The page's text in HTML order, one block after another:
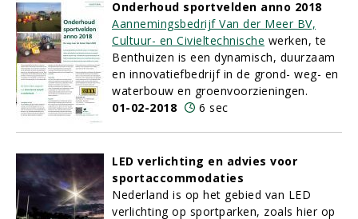
Onderhoud sportvelden anno 2018
Aannemingsbedrijf Van der Meer BV,
Cultuur- en Civieltechnische werken, te
Benthuizen is een dynamisch, duurzaam
en innovatiefbedrijf in de grond- weg- en
waterbouw en groenvoorzieningen.
01-02-2018
6 sec
LED verlichting en advies voor
sportaccommodaties
Nederland is op het gebied van LED
verlichting op sportparken, zoals hier op